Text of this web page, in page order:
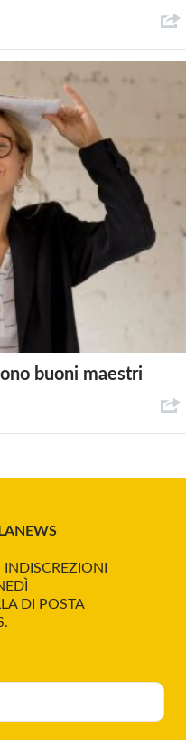
buoni maestri
DI POSTA